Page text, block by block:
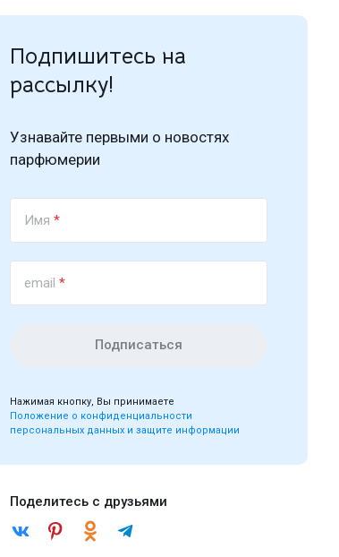
Подпишитесь на
рассылку!
Узнавайте первыми о новостях
парфюмерии
Имя *
email *
Подписаться
Нажимая кнопку, Вы принимаете
Положение о конфиденциальности
персональных данных и защите информации
Поделитесь с друзьями